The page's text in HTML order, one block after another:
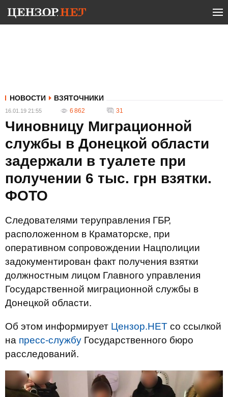
НОВОСТИ ВЗЯТОЧНИКИ
16.01.19 21:55 6 862 31
Чиновницу Миграционной
службы в Донецкой области
задержали в туалете при
получении 6 тыс. грн взятки.
ФОТО
Следователями теруправления ГБР,
расположенном в Краматорске, при
оперативном сопровождении Нацполиции
задокументирован факт получения взятки
должностным лицом Главного управления
Государственной миграционной службы в
Донецкой области.
Об этом информирует Цензор.НЕТ со ссылкой
на пресс-службу Государственного бюро
расследований.